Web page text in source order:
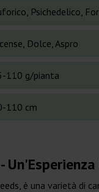
Psichedelico,
Dolce, Aspro
110 g/pianta
110 cm
è una varietà di